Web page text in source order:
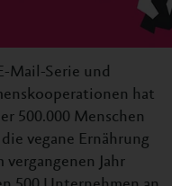
Mail-Serie und
hat
500.000 Menschen
vegane Ernährung
Jahr
500 Unternehmen an